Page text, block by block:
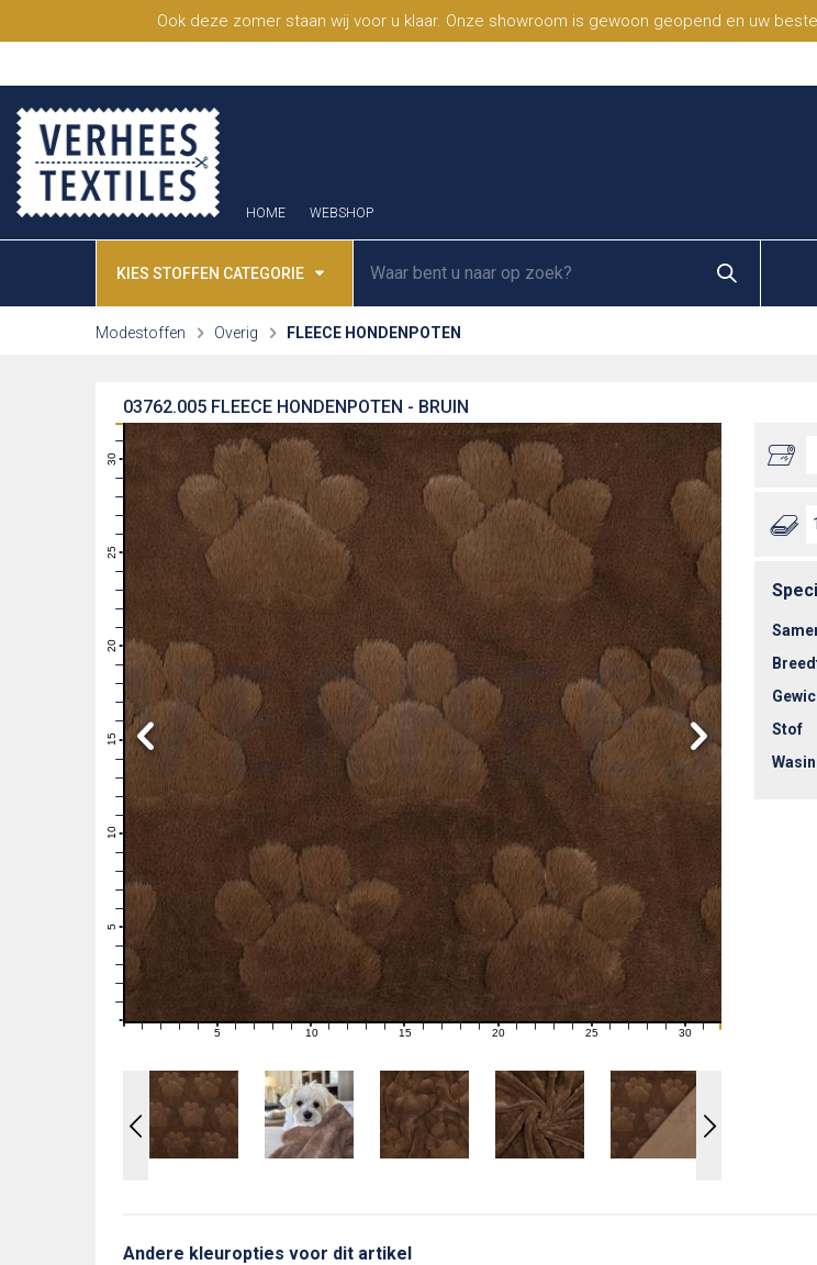
Ook deze zomer staan wij voor u klaar. Onze showroom is gewoon geopend en uw
HOME WEBSHOP
KIES STOFFEN CATEGORIE
Modestoffen Overig FLEECE HONDENPOTEN
FLEECE HONDENPOTEN - BRUIN
03762.005
10
11
12
13
14
15
16
17
18
19
20
21
22
23
24
25
26
27
28
29
30
1 2 3 4 6 7 8 9 11 12 13 14 16 17 18 19 21 22 23 24 26 27 28 29 31
Stof
Andere kleuropties voor dit artikel